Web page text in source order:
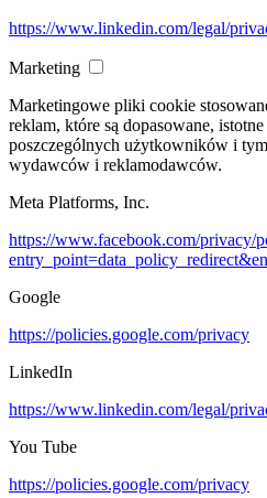
https://www.linkedin.com/legal/
Marketing
Marketingowe pliki cookie
reklam, które są dopasowane,
poszczególnych użytkowników i
wydawców i reklamodawców.
Meta Platforms, Inc.
https://www.facebook.com/privacy/
Google
https://policies.google.com/privacy
LinkedIn
https://www.linkedin.com/legal/
You Tube
https://policies.google.com/privacy